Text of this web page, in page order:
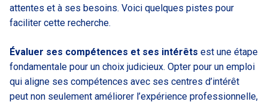
attentes et à ses besoins. Voici quelques pistes pour
faciliter cette recherche.
Évaluer ses compétences et ses intérêts est une étape
fondamentale pour un choix judicieux. Opter pour un emploi
qui aligne ses compétences avec ses centres d’intérêt
peut non seulement améliorer l’expérience professionnelle,